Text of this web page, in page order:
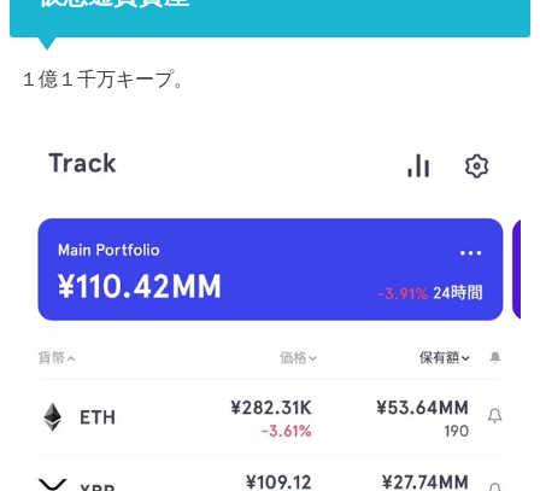
１億１千万キープ。